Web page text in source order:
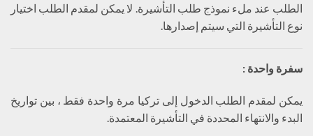
الطلب عند ملء نموذج طلب التأشيرة. لا يمكن لمقدم الطلب اختيار
نوع التأشيرة التي سيتم إصدارها.
سفرة واحدة :
يمكن لمقدم الطلب الدخول إلى تركيا مرة واحدة فقط ، بين تواريخ
البدء والانتهاء المحددة في التأشيرة المعتمدة.